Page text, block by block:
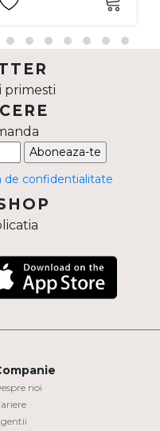
primesti
Aboneaza-te
de confidentialitate
noi